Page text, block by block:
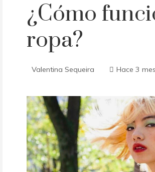
¿Cómo
ropa?
Valentina Sequeira Hace 3